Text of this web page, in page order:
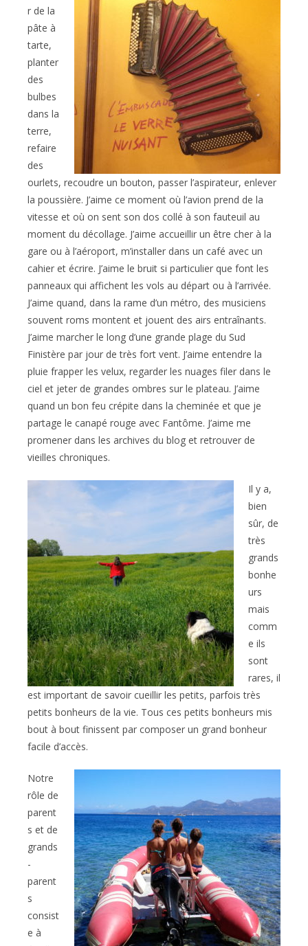
r de la
pâte à
tarte,
planter
des
bulbes
dans la
terre,
refaire
des
ourlets, recoudre un bouton, passer l’aspirateur, enlever
la poussière. J’aime ce moment où l’avion prend de la
vitesse et où on sent son dos collé à son fauteuil au
moment du décollage. J’aime accueillir un être cher à la
gare ou à l’aéroport, m’installer dans un café avec un
cahier et écrire. J’aime le bruit si particulier que font les
panneaux qui affichent les vols au départ ou à l’arrivée.
J’aime quand, dans la rame d’un métro, des musiciens
souvent roms montent et jouent des airs entraînants.
J’aime marcher le long d’une grande plage du Sud
Finistère par jour de très fort vent. J’aime entendre la
pluie frapper les velux, regarder les nuages filer dans le
ciel et jeter de grandes ombres sur le plateau. J’aime
quand un bon feu crépite dans la cheminée et que je
partage le canapé rouge avec Fantôme. J’aime me
promener dans les archives du blog et retrouver de
vieilles chroniques.
Il y a,
bien
sûr, de
très
grands
bonhe
urs
mais
comm
e ils
sont
rares, il
est important de savoir cueillir les petits, parfois très
petits bonheurs de la vie. Tous ces petits bonheurs mis
bout à bout finissent par composer un grand bonheur
facile d’accès.
Notre
rôle de
parent
s et de
grands
-
parent
s
consist
e à